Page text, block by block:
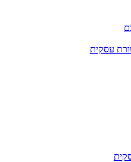
עסקית